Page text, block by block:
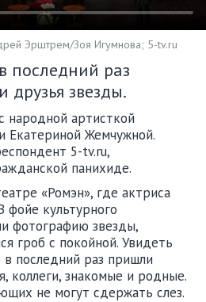
Эрштрем/Зоя Игумнова; 5-tv.ru
последний раз
друзья звезды.
народной артисткой
Екатериной Жемчужной.
5-tv.ru,
панихиде.
«Ромэн», где актриса
фойе культурного
фотографию звезды,
гроб с покойной. Увидеть
последний раз пришли
коллеги, знакомые и родные.
не могут сдержать слез.